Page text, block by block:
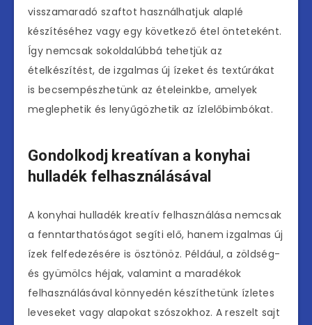
visszamaradó szaftot használhatjuk alaplé
készítéséhez vagy egy következő étel önteteként.
Így nemcsak sokoldalúbbá tehetjük az
ételkészítést, de izgalmas új ízeket és textúrákat
is becsempészhetünk az ételeinkbe, amelyek
meglephetik és lenyűgözhetik az ízlelőbimbókat.
Gondolkodj kreatívan a konyhai
hulladék felhasználásával
A konyhai hulladék kreatív felhasználása nemcsak
a fenntarthatóságot segíti elő, hanem izgalmas új
ízek felfedezésére is ösztönöz. Például, a zöldség-
és gyümölcs héjak, valamint a maradékok
felhasználásával könnyedén készíthetünk ízletes
leveseket vagy alapokat szószokhoz. A reszelt sajt